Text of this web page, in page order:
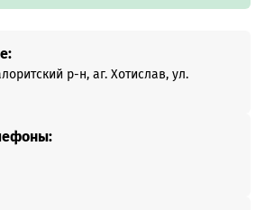
р-н, аг. Хотислав, ул.